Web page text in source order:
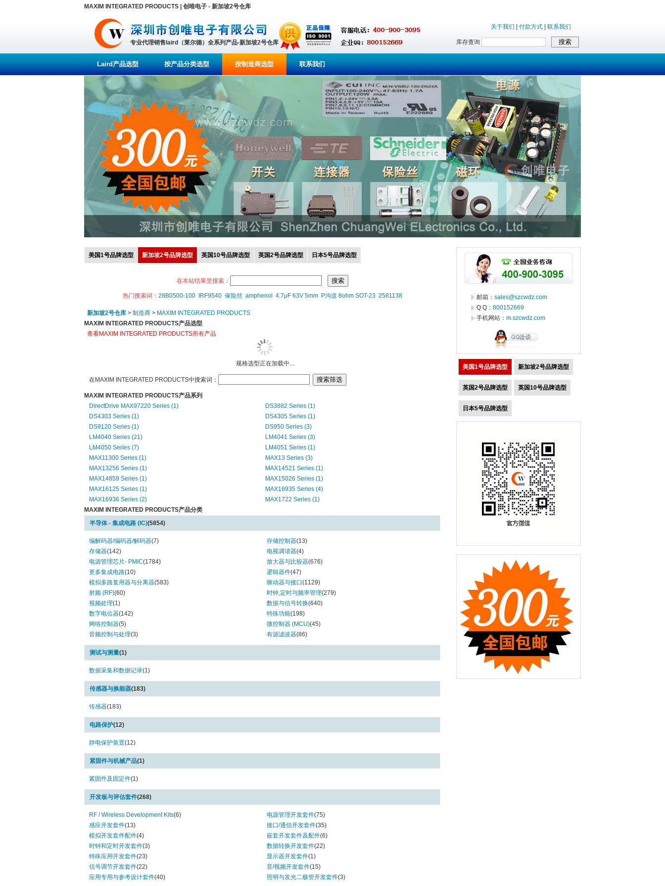
MAXIM INTEGRATED PRODUCTS | 创唯电子 - 新加坡2号仓库
专业代理销售laird（莱尔德）全系列产品-新加坡2号仓库
关于我们 付款方式 联系我们
库存查询
Laird产品选型 按产品分类选型 按制造商选型 联系我们
美国1号品牌选型 新加坡2号品牌选型 英国10号品牌选型 英国2号品牌选型 日本5号品牌选型
在本站结果里搜索：
热门搜索词： 28B0500-100 IRF9540 保险丝 amphenol 4.7μF 63V 5mm P沟道 8ohm SOT-23 2581138
新加坡2号仓库 > 制造商 > MAXIM INTEGRATED PRODUCTS
MAXIM INTEGRATED PRODUCTS产品选型
查看MAXIM INTEGRATED PRODUCTS所有产品
规格选型正在加载中...
在MAXIM INTEGRATED PRODUCTS中搜索词：
MAXIM INTEGRATED PRODUCTS产品系列
DirectDrive MAX97220 Series (1)
DS3882 Series (1)
DS4303 Series (1)
DS4305 Series (1)
DS9120 Series (1)
DS950 Series (3)
LM4040 Series (21)
LM4041 Series (3)
LM4050 Series (7)
LM4051 Series (1)
MAX11300 Series (1)
MAX13 Series (3)
MAX13256 Series (1)
MAX14521 Series (1)
MAX14859 Series (1)
MAX15026 Series (1)
MAX16125 Series (1)
MAX16935 Series (4)
MAX16936 Series (2)
MAX1722 Series (1)
MAX17244 Series (1)
MAX17690 Series (1)
MAX1793 Series (1)
MAX1836 Series (2)
MAX20002 Series (2)
MAX20003 Series (2)
MAX20021 Series (3)
MAX20022 Series (1)
MAX2181 Series (1)
MAX2181A Series (1)
MAX31865 Series (1)
MAX32 Series (6)
MAX4372 Series (1)
MAX44000 Series (1)
MAX44009 Series (1)
MAX5490 Series (4)
MAX5491 Series (5)
MAX5492 Series (1)
MAX5717 Series (1)
MAX5719 Series (1)
MAX6001 Series (1)
MAX6003 Series (1)
MAX6004 Series (1)
MAX6006 Series (3)
MAX6007 Series (2)
MAX6008 Series (3)
MAX6009 Series (2)
MAX6030 Series (1)
MAX6035 Series (4)
MAX6037 Series (4)
MAX6041 Series (1)
MAX6050 Series (1)
MAX6061 Series (2)
MAX6062 Series (1)
MAX6064 Series (1)
MAX6071 Series (4)
MAX6101 Series (1)
MAX6102 Series (1)
MAX6104 Series (1)
MAX6106 Series (1)
MAX6107 Series (1)
MAX6120 Series (1)
MAX6126 Series (17)
MAX6133 Series (5)
MAX6138 Series (7)
MAX6141 Series (2)
MAX6143 Series (5)
MAX6150 Series (1)
MAX6160 Series (2)
MAX6161 Series (1)
MAX6162 Series (1)
MAX6163 Series (2)
MAX6164 Series (3)
MAX6165 Series (2)
MAX6166 Series (2)
MAX6168 Series (1)
MAXIM INTEGRATED PRODUCTS产品分类
半导体 - 集成电路 (IC)(5854)
编解码器/编码器/解码器(7) 存储控制器(13)
存储器(142) 电视调谐器(4)
电源管理芯片- PMIC(1784) 放大器与比较器(676)
更多集成电路(10) 逻辑器件(47)
模拟多路复用器与分离器(583) 驱动器与接口(1129)
射频 (RF)(60) 时钟,定时与频率管理(279)
视频处理(1) 数据与信号转换(640)
数字电位器(142) 特殊功能(198)
网络控制器(5) 微控制器 (MCU)(45)
音频控制与处理(3) 有源滤波器(86)
测试与测量(1)
数据采集和数据记录(1)
传感器与换能器(183)
传感器(183)
电路保护(12)
静电保护装置(12)
紧固件与机械产品(1)
紧固件及固定件(1)
开发板与评估套件(268)
RF / Wireless Development Kits(6) 电源管理开发套件(75)
感应开发套件(13) 接口/通信开发套件(35)
模拟开发套件配件(4) 嵌套开发套件及配件(6)
时钟和定时开发套件(3) 数据转换开发套件(22)
特殊应用开发套件(23) 显示器开发套件(1)
信号调节开发套件(22) 音/视频开发套件(15)
应用专用与参考设计套件(40) 照明与发光二极管开发套件(3)
邮箱： sales@szcwdz.com
Q Q： 800152669
手机网站： m.szcwdz.com
美国1号品牌选型 新加坡2号品牌选型
英国2号品牌选型 英国10号品牌选型
日本5号品牌选型